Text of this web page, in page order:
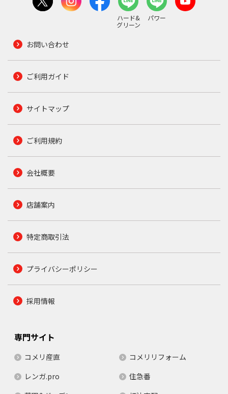
ハード&
グリーン
パワー
お問い合わせ
ご利用ガイド
サイトマップ
ご利用規約
会社概要
店舗案内
特定商取引法
プライバシーポリシー
採用情報
専門サイト
コメリ産直
コメリリフォーム
レンガ.pro
住急番